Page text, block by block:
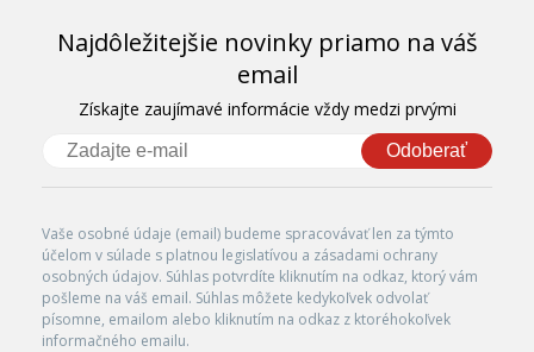
Najdôležitejšie novinky priamo na váš
email
Získajte zaujímavé informácie vždy medzi prvými
Odoberať
Vaše osobné údaje (email) budeme spracovávať len za týmto
účelom v súlade s platnou legislatívou a zásadami ochrany
osobných údajov. Súhlas potvrdíte kliknutím na odkaz, ktorý vám
pošleme na váš email. Súhlas môžete kedykoľvek odvolať
písomne, emailom alebo kliknutím na odkaz z ktoréhokoľvek
informačného emailu.